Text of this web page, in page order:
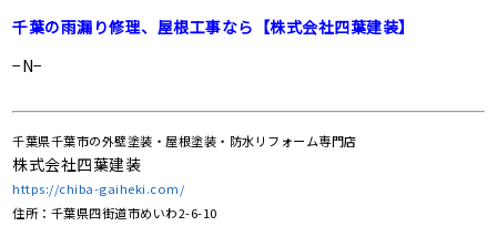
千葉の雨漏り修理、屋根工事なら【株式会社四葉建装】
−N−
千葉県千葉市の外壁塗装・屋根塗装・防水リフォーム専門店
株式会社四葉建装
https://chiba-gaiheki.com/
住所：千葉県四街道市めいわ2-6-10